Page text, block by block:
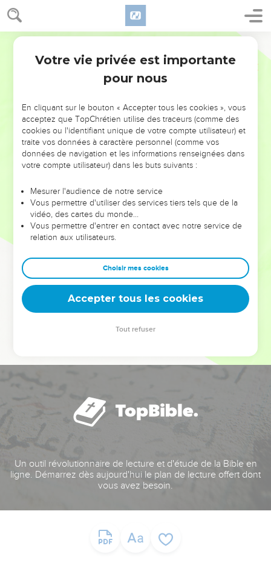
NE MANQUEZ PAS L’ÉVÉNEMENT
DE L’ANNÉE !
ET SI LEURS ERREURS POUVAIENT VOUS ÉVITER LES
VOTRES ?
leur foi ou leur vision. Mais on voit moins les doutes, les erreurs
et les saisons difficiles qu'ils ont traversés, alors même que ce
sont elles qui les ont façonnés.
Dans cette conférence, leaders, entrepreneurs, et responsables
clés pour avancer avec plus de sagesse afin que leurs erreurs
deviennent vos tremplins. Que vous guidiez un ministère, une
équipe, un groupe ou une famille, leur expérience est faite
Un outil révolutionnaire de lecture et d'étude de la Bible en
ligne. Démarrez dès aujourd'hui le plan de lecture offert dont
vous avez besoin.
Votre vie privée est importante
pour nous
En cliquant sur le bouton « Accepter tous les cookies », vous
acceptez que TopChrétien utilise des traceurs (comme des
cookies ou l'identifiant unique de votre compte utilisateur) et
traite vos données à caractère personnel (comme vos
données de navigation et les informations renseignées dans
votre compte utilisateur) dans les buts suivants :
Mesurer l'audience de notre service
Vous permettre d'utiliser des services tiers tels que de la
vidéo, des cartes du monde…
Vous permettre d'entrer en contact avec notre service de
relation aux utilisateurs.
Choisir mes cookies
Accepter tous les cookies
Tout refuser